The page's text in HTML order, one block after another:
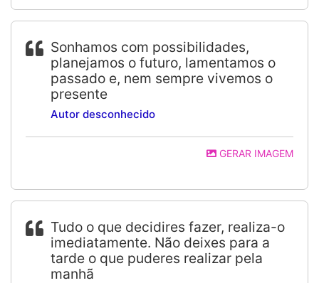
Sonhamos com possibilidades,
planejamos o futuro, lamentamos o
passado e, nem sempre vivemos o
presente
Autor desconhecido
GERAR IMAGEM
Tudo o que decidires fazer, realiza-o
imediatamente. Não deixes para a
tarde o que puderes realizar pela
manhã